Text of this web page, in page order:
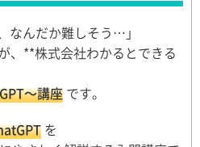
なんだか難しそう…」
、**株式会社わかるとできる
〜講座 です。
を